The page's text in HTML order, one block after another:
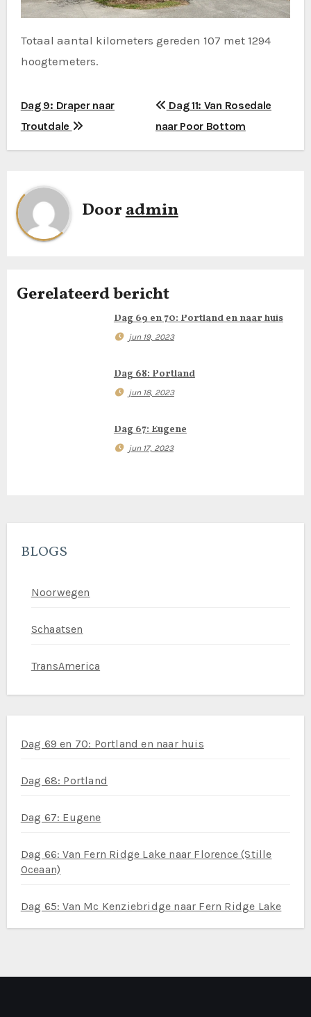
Totaal aantal kilometers gereden 107 met 1294
hoogtemeters.
B
e
i
c
h
n
Dag 9: Draper naar
Troutdale
Dag 11: Van Rosedale
naar Poor Bottom
Dooradmin
Gerelateerd bericht
Dag 69 en 70: Portland en naar huis
jun 19, 2023
Dag 68: Portland
jun 18, 2023
Dag 67: Eugene
jun 17, 2023
BLOGS
Noorwegen
Schaatsen
TransAmerica
Dag 69 en 70: Portland en naar huis
Dag 68: Portland
Dag 67: Eugene
Dag 66: Van Fern Ridge Lake naar Florence (Stille
Oceaan)
Dag 65: Van Mc Kenziebridge naar Fern Ridge Lake